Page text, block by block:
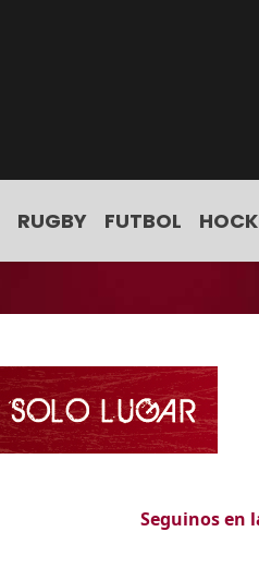
RUGBY FUTBOL
Seguinos en